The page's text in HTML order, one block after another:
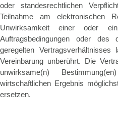
oder standesrechtlichen
Teilnahme am elektronischen
Unwirksamkeit einer oder
Auftragsbedingungen oder des
geregelten
Vereinbarung unberührt. Die
unwirksame(n)
wirtschaftlichen Ergebnis
ersetzen.